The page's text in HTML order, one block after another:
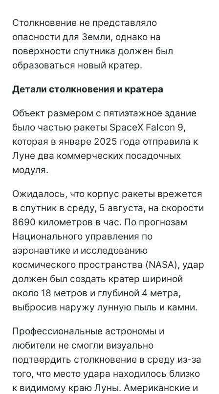
Столкновение не представляло
опасности для Земли, однако на
поверхности спутника должен был
образоваться новый кратер.
Детали столкновения и кратера
Объект размером с пятиэтажное здание
было частью ракеты SpaceX Falcon 9,
которая в январе 2025 года отправила к
Луне два коммерческих посадочных
модуля.
Ожидалось, что корпус ракеты врежется
в спутник в среду, 5 августа, на скорости
8690 километров в час. По прогнозам
Национального управления по
аэронавтике и исследованию
космического пространства (NASA), удар
должен был создать кратер шириной
около 18 метров и глубиной 4 метра,
выбросив наружу лунную пыль и камни.
Профессиональные астрономы и
любители не смогли визуально
подтвердить столкновение в среду из-за
того, что место удара находилось близко
к видимому краю Луны. Американские и